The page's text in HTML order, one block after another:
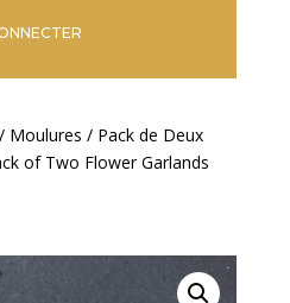
/ Moulures / Pack de Deux
of Two Flower Garlands